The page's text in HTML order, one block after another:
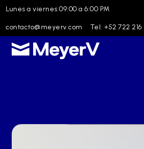
Lunes a viernes 09:00 a 6:00 PM
contacto@meyerv.com Tel: +52 722 216